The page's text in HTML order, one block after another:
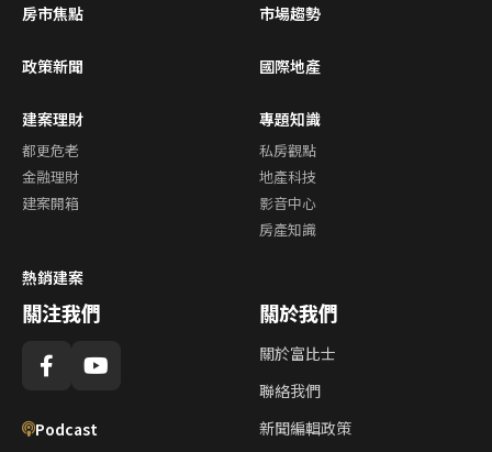
房市焦點 市場趨勢
政策新聞 國際地產
建案理財
都更危老
金融理財
建案開箱
專題知識
私房觀點
地產科技
影音中心
房產知識
熱銷建案
關注我們
Podcast
關於我們
關於富比士
聯絡我們
新聞編輯政策